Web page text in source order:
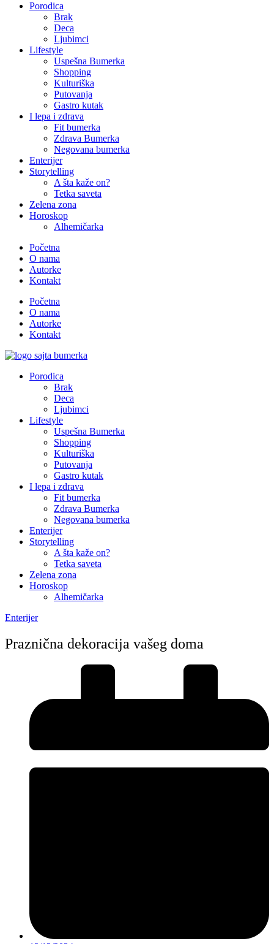
Porodica
Brak
Deca
Ljubimci
Lifestyle
Uspešna Bumerka
Shopping
Kulturiška
Putovanja
Gastro kutak
I lepa i zdrava
Fit bumerka
Zdrava Bumerka
Negovana bumerka
Enterijer
Storytelling
A šta kaže on?
Tetka saveta
Zelena zona
Horoskop
Alhemičarka
Početna
O nama
Autorke
Kontakt
Početna
O nama
Autorke
Kontakt
Porodica
Brak
Deca
Ljubimci
Lifestyle
Uspešna Bumerka
Shopping
Kulturiška
Putovanja
Gastro kutak
I lepa i zdrava
Fit bumerka
Zdrava Bumerka
Negovana bumerka
Enterijer
Storytelling
A šta kaže on?
Tetka saveta
Zelena zona
Horoskop
Alhemičarka
Enterijer
Praznična dekoracija vašeg doma